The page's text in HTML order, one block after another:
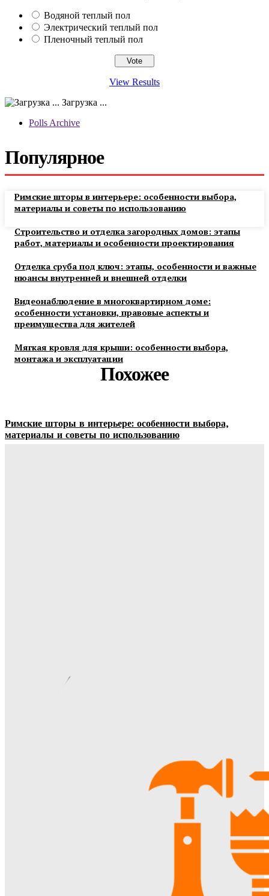
Водяной теплый пол
Электрический теплый пол
Пленочный теплый пол
View Results
Загрузка ...
Polls Archive
Популярное
Римские шторы в интерьере: особенности выбора,
материалы и советы по использованию
Строительство и отделка загородных домов: этапы
работ, материалы и особенности проектирования
Отделка сруба под ключ: этапы, особенности и важные
нюансы внутренней и внешней отделки
Видеонаблюдение в многоквартирном доме:
особенности установки, правовые аспекты и
преимущества для жителей
Мягкая кровля для крыши: особенности выбора,
монтажа и эксплуатации
Похожее
Римские шторы в интерьере: особенности выбора,
материалы и советы по использованию